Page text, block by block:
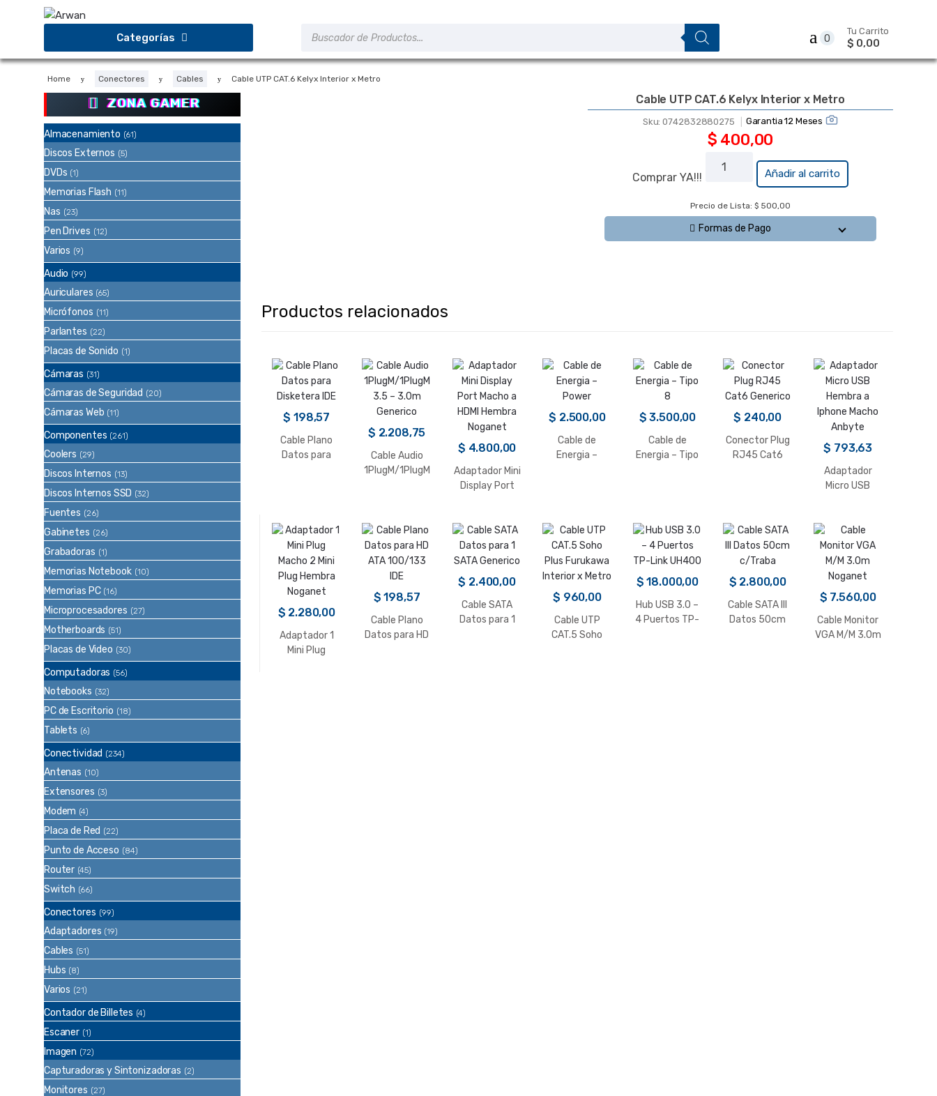
navegación
Categorías
de
0
Tu Carrito
$ 0,00
Home Conectores Cables Cable UTP CAT.6 Kelyx Interior x Metro
Cable UTP CAT.6 Kelyx Interior x Metro
Sku:0742832880275 Garantia 12 Meses
$ 400,00
Comprar YA!!!
Cable
Kelyx
Interior x
Añadir al carrito
Precio de Lista: $ 500,00
Formas de Pago
Productos relacionados
$ 198,57
Cable Plano
Datos para
$ 2.208,75
Cable Audio
1PlugM/1PlugM
$ 4.800,00
Adaptador Mini
Display Port
Noganet
$ 2.500,00
Cable de
Energia –
$ 3.500,00
Cable de
Energia – Tipo
$ 240,00
Conector Plug
RJ45 Cat6
$ 793,63
Adaptador
Micro USB
Anbyte
$ 2.280,00
Adaptador 1
Mini Plug
$ 198,57
Cable Plano
Datos para HD
$ 2.400,00
Cable SATA
Datos para 1
$ 960,00
Cable UTP
CAT.5 Soho
$ 18.000,00
Hub USB 3.0 –
4 Puertos TP-
$ 2.800,00
Cable SATA III
Datos 50cm
$ 7.560,00
Cable Monitor
VGA M/M 3.0m
ZONA GAMER
Almacenamiento (61)
Discos Externos (5)
DVDs (1)
Memorias Flash (11)
Nas (23)
Pen Drives (12)
Varios (9)
Audio (99)
Auriculares (65)
Micrófonos (11)
Parlantes (22)
Placas de Sonido (1)
Cámaras (31)
Cámaras de Seguridad (20)
Cámaras Web (11)
Componentes (261)
Coolers (29)
Discos Internos (13)
Discos Internos SSD (32)
Fuentes (26)
Gabinetes (26)
Grabadoras (1)
Memorias Notebook (10)
Memorias PC (16)
Microprocesadores (27)
Motherboards (51)
Placas de Video (30)
Computadoras (56)
Notebooks (32)
PC de Escritorio (18)
Tablets (6)
Conectividad (234)
Antenas (10)
Extensores (3)
Modem (4)
Placa de Red (22)
Punto de Acceso (84)
Router (45)
Switch (66)
Conectores (99)
Adaptadores (19)
Cables (51)
Hubs (8)
Varios (21)
Contador de Billetes (4)
Escaner (1)
Imagen (72)
Capturadoras y Sintonizadoras (2)
Monitores (27)